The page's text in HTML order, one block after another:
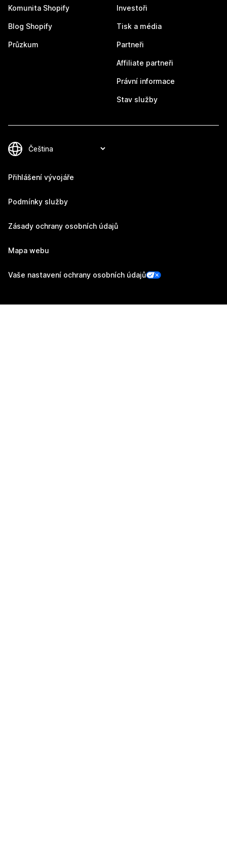
Komunita Shopify
Blog Shopify
Průzkum
Investoři
Tisk a média
Partneři
Affiliate partneři
Právní informace
Stav služby
Přihlášení vývojáře
Podmínky služby
Zásady ochrany osobních údajů
Mapa webu
Vaše nastavení ochrany osobních údajů